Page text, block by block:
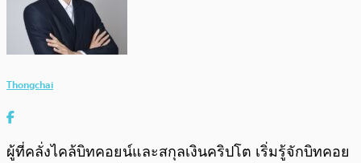
Thongchai
ผู้ที่คลั่งไคล้บิทคอยน์และสกุลเงินคริปโต เริ่มรู้จักบิทคอย